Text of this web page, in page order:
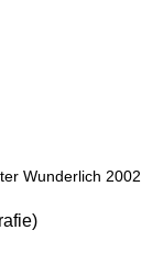
Wunderlich 2002